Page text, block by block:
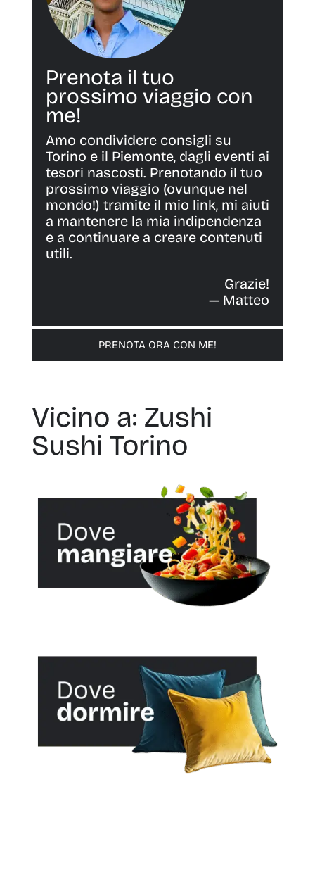
Prenota il tuo
prossimo viaggio con
me!
Amo condividere consigli su
Torino e il Piemonte, dagli eventi ai
tesori nascosti. Prenotando il tuo
prossimo viaggio (ovunque nel
mondo!) tramite il mio link, mi aiuti
a mantenere la mia indipendenza
e a continuare a creare contenuti
utili.
Grazie!
— Matteo
PRENOTA ORA CON ME!
Vicino a: Zushi
Sushi Torino